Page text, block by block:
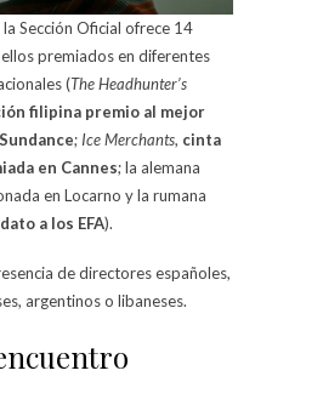
Sección Oficial ofrece 14
premiados en diferentes
(The Headhunter’s
filipina premio al mejor
; Ice Merchants, cinta
en Cannes; la alemana
en Locarno y la rumana
a los EFA).
de directores españoles,
argentinos o libaneses.